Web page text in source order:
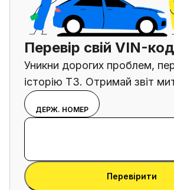
Перевір свій VIN-код
Уникни дорогих проблем,
історію ТЗ. Отримай звіт
Вибери
режим
номером
VIN і
номерним
ДЕРЖ. НОМЕР
Ввести VIN-код
Ввести VIN-код
Перевірити